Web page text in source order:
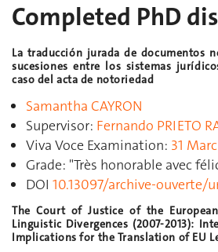
Completed PhD
La traducción jurada de documentos
sucesiones entre los sistemas
caso del acta de notoriedad
Samantha CAYRON
Supervisor: Fernando PRIETO
Viva Voce Examination: 31
Grade: "Très honorable avec
DOI 10.13097/archive-ouverte/
The Court of Justice of the
Linguistic Divergences (2007-2013):
Implications for the Translation of EU